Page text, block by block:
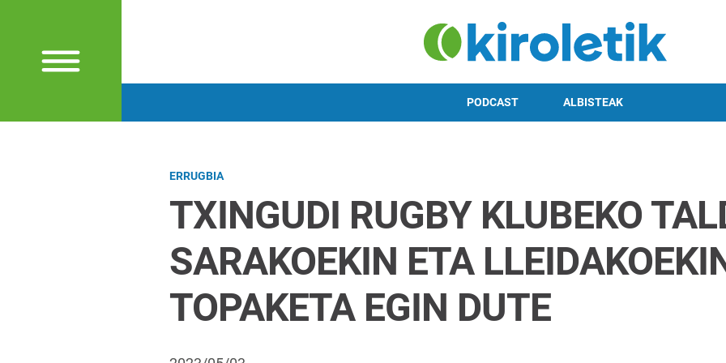
PODCAST ALBISTEAK
ERRUGBIA
TXINGUDI RUGBY KLUBEKO
SARAKOEKIN ETA
TOPAKETA EGIN DUTE